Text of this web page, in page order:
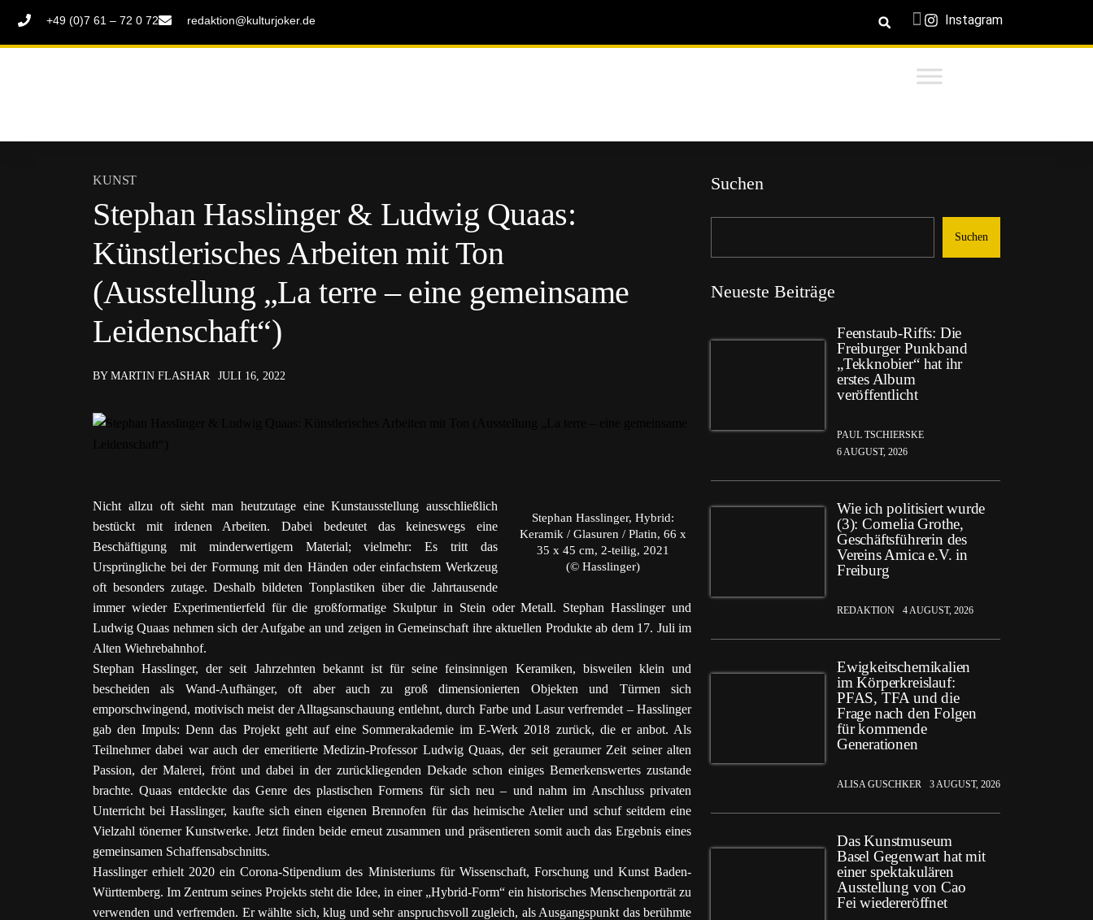
+49 (0)7 61 – 72 0 72 redaktion@kulturjoker.de Instagram
KUNST
Stephan Hasslinger & Ludwig Quaas:
Künstlerisches Arbeiten mit Ton
(Ausstellung „La terre – eine gemeinsame
Leidenschaft“)
BY MARTIN FLASHAR JULI 16, 2022
Stephan Hasslinger, Hybrid:
Keramik / Glasuren / Platin, 66 x
35 x 45 cm, 2-teilig, 2021
(© Hasslinger)
Nicht allzu oft sieht man heutzutage eine Kunstausstellung ausschließlich
bestückt mit irdenen Arbeiten. Dabei bedeutet das keineswegs eine
Beschäftigung mit minderwertigem Material; vielmehr: Es tritt das
Ursprüngliche bei der Formung mit den Händen oder einfachstem Werkzeug
oft besonders zutage. Deshalb bildeten Tonplastiken über die Jahrtausende
immer wieder Experimentierfeld für die großformatige Skulptur in Stein oder Metall. Stephan Hasslinger und
Ludwig Quaas nehmen sich der Aufgabe an und zeigen in Gemeinschaft ihre aktuellen Produkte ab dem 17. Juli im
Alten Wiehrebahnhof.
Stephan Hasslinger, der seit Jahrzehnten bekannt ist für seine feinsinnigen Keramiken, bisweilen klein und
bescheiden als Wand-Aufhänger, oft aber auch zu groß dimensionierten Objekten und Türmen sich
emporschwingend, motivisch meist der Alltagsanschauung entlehnt, durch Farbe und Lasur verfremdet – Hasslinger
gab den Impuls: Denn das Projekt geht auf eine Sommerakademie im E-Werk 2018 zurück, die er anbot. Als
Teilnehmer dabei war auch der emeritierte Medizin-Professor Ludwig Quaas, der seit geraumer Zeit seiner alten
Passion, der Malerei, frönt und dabei in der zurückliegenden Dekade schon einiges Bemerkenswertes zustande
brachte. Quaas entdeckte das Genre des plastischen Formens für sich neu – und nahm im Anschluss privaten
Unterricht bei Hasslinger, kaufte sich einen eigenen Brennofen für das heimische Atelier und schuf seitdem eine
Vielzahl tönerner Kunstwerke. Jetzt finden beide erneut zusammen und präsentieren somit auch das Ergebnis eines
gemeinsamen Schaffensabschnitts.
Hasslinger erhielt 2020 ein Corona-Stipendium des Ministeriums für Wissenschaft, Forschung und Kunst Baden-
Württemberg. Im Zentrum seines Projekts steht die Idee, in einer „Hybrid-Form“ ein historisches Menschenporträt zu
verwenden und verfremden. Er wählte sich, klug und sehr anspruchsvoll zugleich, als Ausgangspunkt das berühmte
Suchen
Suchen
Neueste Beiträge
Feenstaub-Riffs: Die
Freiburger Punkband
„Tekknobier“ hat ihr
erstes Album
veröffentlicht
PAUL TSCHIERSKE
6 AUGUST, 2026
Wie ich politisiert wurde
(3): Cornelia Grothe,
Geschäftsführerin des
Vereins Amica e.V. in
Freiburg
REDAKTION 4 AUGUST, 2026
Ewigkeitschemikalien
im Körperkreislauf:
PFAS, TFA und die
Frage nach den Folgen
für kommende
Generationen
ALISA GUSCHKER 3 AUGUST, 2026
Das Kunstmuseum
Basel Gegenwart hat mit
einer spektakulären
Ausstellung von Cao
Fei wiedereröffnet